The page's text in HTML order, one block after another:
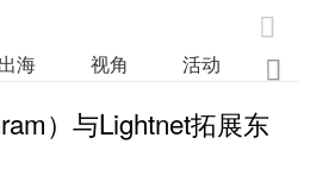

出海 视角 活动 业

）与Lightnet拓展东